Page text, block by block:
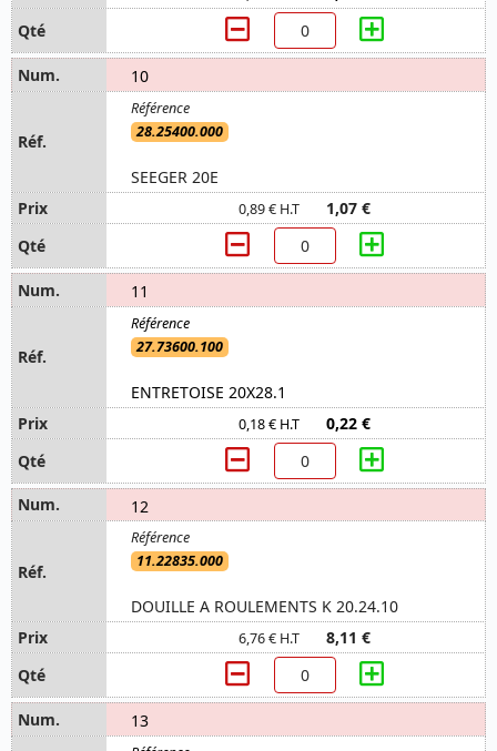
10
28.25400.000
SEEGER 20E
0,89 € H.T 1,07 €
11
27.73600.100
ENTRETOISE 20X28.1
0,18 € H.T 0,22 €
12
11.22835.000
DOUILLE A ROULEMENTS K 20.24.10
6,76 € H.T 8,11 €
13